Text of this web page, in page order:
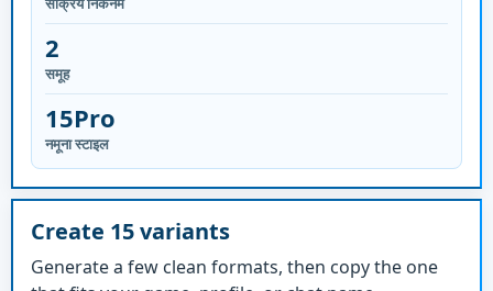
2
समूह
15Pro
नमूना स्टाइल
Create 15 variants
Generate a few clean formats, then copy the one